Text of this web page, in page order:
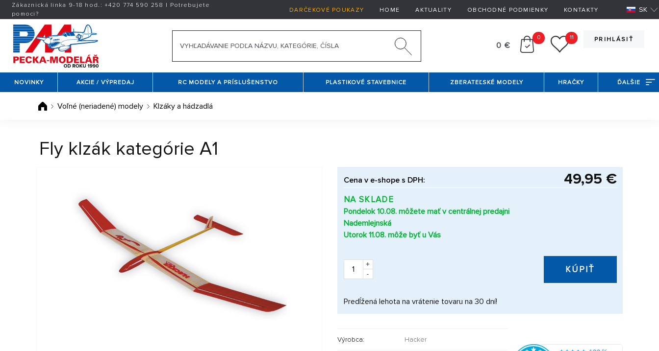
Zákaznická linka 9-18 hod.:+420 774 590 258 | Potrebujete
pomoci?
DARČEKOVÉ POUKAZY HOME AKTUALITY OBCHODNÉ PODMIENKY KONTAKTY SK
PRIHLÁSIŤ
0 €
0 11
NOVINKY AKCIE / VÝPREDAJ RC MODELY A PRÍSLUŠENSTVO PLASTIKOVÉ STAVEBNICE ZBERATEĽSKÉ MODELY HRAČKY ĎALŠIE
Voľné (neriadené) modely Klzáky a hádzadlá
Fly klzák kategórie A1
Cena v e-shope s DPH: 49,95 €
NA SKLADE
Pondelok 10.08. môžete mať v centrálnej predajni
Nademlejnská
Utorok 11.08. môže byť u Vás
+
-
KÚPIŤ
Predĺžená lehota na vrátenie tovaru na 30 dní!
Výrobca: Hacker